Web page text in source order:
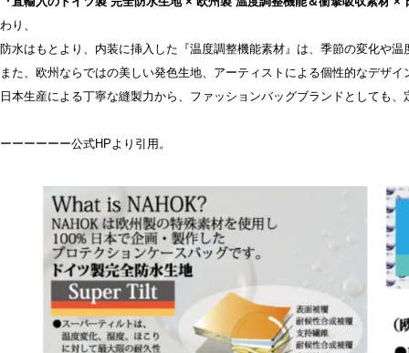
わり、
防水はもとより、内装に挿入した『温度調整機能素材』は、季節の変化や
また、欧州ならではの美しい発色生地、アーティストによる個性的なデザイ
日本生産による丁寧な縫製力から、ファッションバッグブランドとしても、
ーーーーーー公式HPより引用。